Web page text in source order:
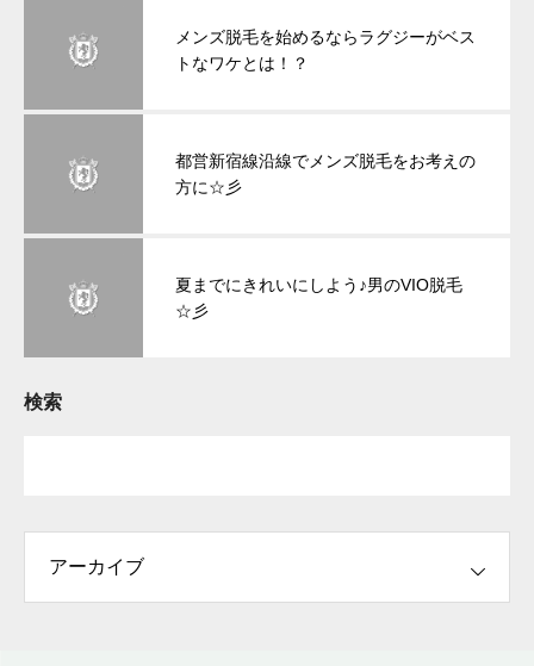
メンズ脱毛を始めるならラグジーがベス
トなワケとは！？
都営新宿線沿線でメンズ脱毛をお考えの
方に☆彡
夏までにきれいにしよう♪男のVIO脱毛
☆彡
検索